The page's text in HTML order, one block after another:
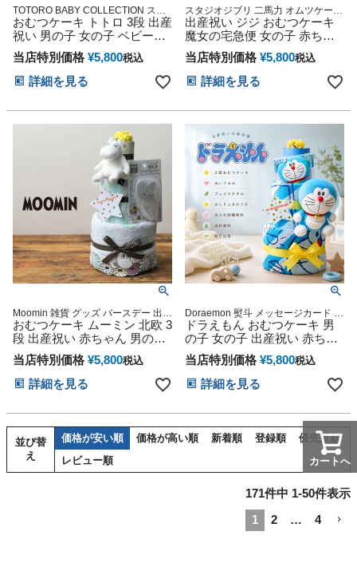
TOTORO BABY COLLECTION スタ
ジオジブリ アニメ キャラクター 出
産記念 御出産祝い 誕生日祝い
おむつケーキ トトロ 3段 出産
祝い 男の子 女の子 ベビーグ
ッズ ギフトセット 思い出 赤
ちゃん 子供 出産 マタニティ
マタニティフォト パパ ママ
ベイビー お父さん お母さん
の日 ギフトセット 人気 端午
当店特別価格 ¥5,800税込
詳細を見る
スタジオジブリ 二馬力 オムツケーキ
アニメ キャラクター
出産祝い ジジ おむつケーキ
魔女の宅急便 女の子 赤ちゃ
ん ジブリ グッズ ガラガラ 人
形 思い出 赤ちゃん 子供 出産
マタニティ マタニティフォト
パパ ママ ベイビー お父さん
節句 子供の日 ギフトセット
人気 端午の節句 ひな祭り
当店特別価格 ¥5,800税込
詳細を見る
Moomin 雑貨 グッズ バースデー 出産
記念 御出産祝い 妊娠祝い 出産内祝
い 授かり婚 100日御祝い お名前刺繍
送料込 送料無料 幸せカップルの方へ
サプライズプレゼントに是非
おむつケーキ ムーミン 北欧 3
段 出産祝い 赤ちゃん 男の子
女の子 思い出 赤ちゃん 子供
出産 マタニティ フォト パパ
ママ ベイビー お父さん お母
さん クリスマス ハロウィン
端午の節句 ひな祭り 男の子
女の子
当店特別価格 ¥5,800税込
詳細を見る
Doraemon 熨斗 メッセージカード ラ
ッピング 送料無料 御出産御祝い 双
子様 兄弟 姉妹 妊娠御祝い 出産記念
日 誕生日御祝い 結婚御祝い おしり
ふきのフタ ダイパーケーキ 3段
ドラえもん おむつケーキ 男
の子 女の子 出産祝い 赤ちゃ
ん
当店特別価格 ¥5,800税込
詳細を見る
並び替
え
価格が安い順 価格が高い順 新着順 登録順
優先度順
レビュー順
171件中 1-50件表示
1 2 … 4
カートへ